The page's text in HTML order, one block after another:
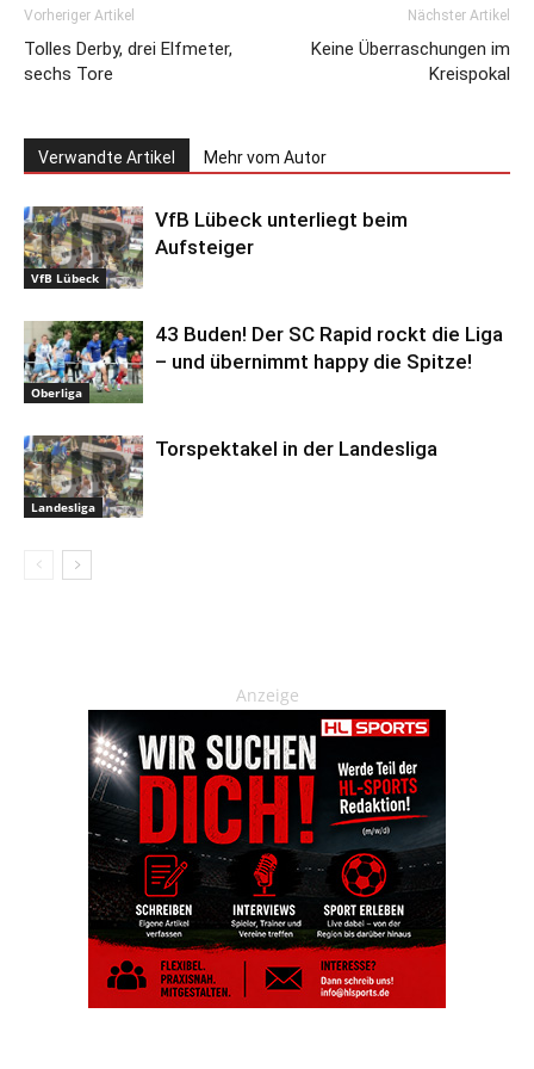
Vorheriger Artikel
Tolles Derby, drei Elfmeter,
sechs Tore
Nächster Artikel
Keine Überraschungen im
Kreispokal
Verwandte Artikel Mehr vom Autor
VfB Lübeck
VfB Lübeck unterliegt beim
Aufsteiger
Oberliga
43 Buden! Der SC Rapid rockt die Liga
– und übernimmt happy die Spitze!
Landesliga
Torspektakel in der Landesliga
Anzeige